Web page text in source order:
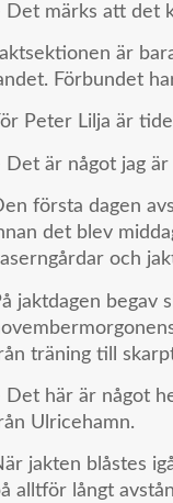
Det märks att det
är
Förbundet
Peter Lilja är
Det är något jag
första dagen
det blev
och
jaktdagen begav
träning till
Det här är något
Ulricehamn.
jakten blåstes
alltför långt